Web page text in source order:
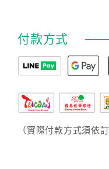
付款方式
（實際付款方式須依